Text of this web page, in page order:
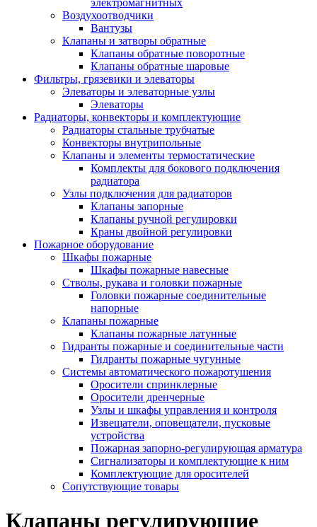
электромагнитных
Воздухоотводчики
Вантузы
Клапаны и затворы обратные
Клапаны обратные поворотные
Клапаны обратные шаровые
Фильтры, грязевики и элеваторы
Элеваторы и элеваторные узлы
Элеваторы
Радиаторы, конвекторы и комплектующие
Радиаторы стальные трубчатые
Конвекторы внутрипольные
Клапаны и элементы термостатические
Комплекты для бокового подключения
радиатора
Узлы подключения для радиаторов
Клапаны запорные
Клапаны ручной регулировки
Краны двойной регулировки
Пожарное оборудование
Шкафы пожарные
Шкафы пожарные навесные
Стволы, рукава и головки пожарные
Головки пожарные соединительные
напорные
Клапаны пожарные
Клапаны пожарные латунные
Гидранты пожарные и соединительные части
Гидранты пожарные чугунные
Системы автоматического пожаротушения
Оросители спринклерные
Оросители дренчерные
Узлы и шкафы управления и контроля
Извещатели, оповещатели, пусковые
устройства
Пожарная запорно-регулирующая арматура
Сигнализаторы и комплектующие к ним
Комплектующие для оросителей
Сопутствующие товары
Клапаны регулирующие